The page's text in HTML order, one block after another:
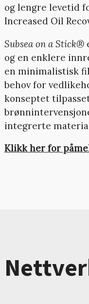
og lengre levetid
Increased Oil
Subsea on a Stick®
og en enklere
en minimalistisk
behov for
konseptet
integrerte
Klikk her for